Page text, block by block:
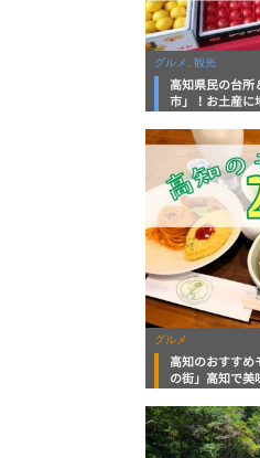
グルメ, 観光
高知県民の台所
市」！お土産に
底解説！
グルメ
高知のおすすめ
の街」高知で美